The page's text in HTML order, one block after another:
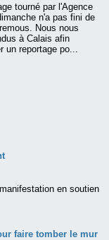
tourné par l'Agence
n'a pas fini de
Nous nous
à Calais afin
un reportage po...
en soutien
faire tomber le mur